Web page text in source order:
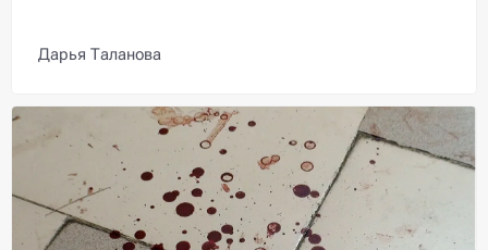
Дарья Таланова